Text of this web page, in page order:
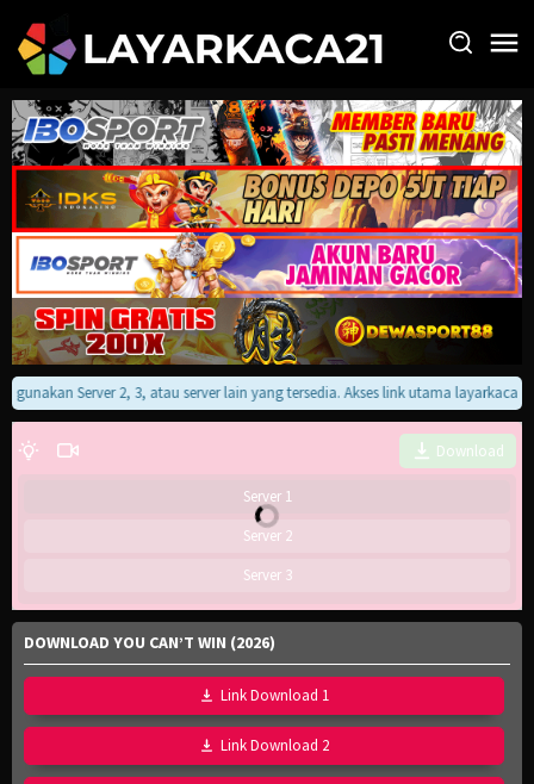
konten
Server 2, 3, atau server lain yang tersedia. Akses link utama layarkaca
Download
Server 1
Server 2
Server 3
DOWNLOAD YOU CAN’T WIN (2026)
Link Download 1
Link Download 2